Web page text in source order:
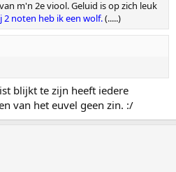
m'n 2e viool. Geluid is op zich leuk
2 noten heb ik een wolf.(.....)
blijkt te zijn heeft iedere
van het euvel geen zin. :/